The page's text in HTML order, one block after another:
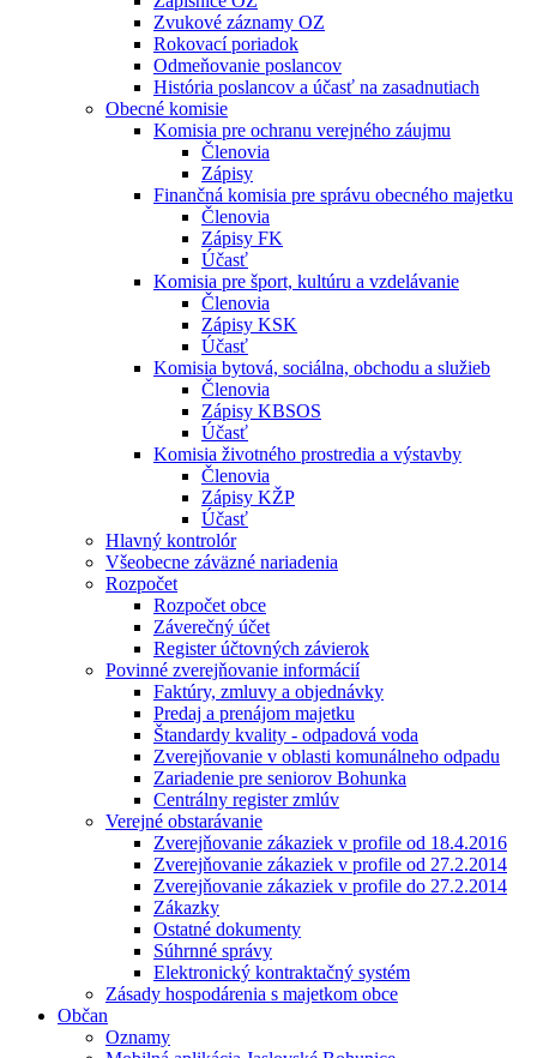
Zvukové záznamy OZ
Rokovací poriadok
Odmeňovanie poslancov
História poslancov a účasť na zasadnutiach
Obecné komisie
Komisia pre ochranu verejného záujmu
Členovia
Zápisy
Finančná komisia pre správu obecného majetku
Členovia
Zápisy FK
Účasť
Komisia pre šport, kultúru a vzdelávanie
Členovia
Zápisy KSK
Účasť
Komisia bytová, sociálna, obchodu a služieb
Členovia
Zápisy KBSOS
Účasť
Komisia životného prostredia a výstavby
Členovia
Zápisy KŽP
Účasť
Hlavný kontrolór
Všeobecne záväzné nariadenia
Rozpočet
Rozpočet obce
Záverečný účet
Register účtovných závierok
Povinné zverejňovanie informácií
Faktúry, zmluvy a objednávky
Predaj a prenájom majetku
Štandardy kvality - odpadová voda
Zverejňovanie v oblasti komunálneho odpadu
Zariadenie pre seniorov Bohunka
Centrálny register zmlúv
Verejné obstarávanie
Zverejňovanie zákaziek v profile od 18.4.2016
Zverejňovanie zákaziek v profile od 27.2.2014
Zverejňovanie zákaziek v profile do 27.2.2014
Zákazky
Ostatné dokumenty
Súhrnné správy
Elektronický kontraktačný systém
Zásady hospodárenia s majetkom obce
Občan
Oznamy